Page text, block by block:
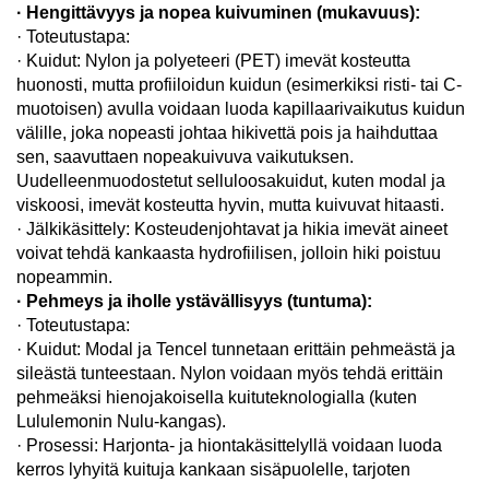
· Hengittävyys ja nopea kuivuminen (mukavuus):
· Toteutustapa:
· Kuidut: Nylon ja polyeteeri (PET) imevät kosteutta
huonosti, mutta profiiloidun kuidun (esimerkiksi risti- tai C-
muotoisen) avulla voidaan luoda kapillaarivaikutus kuidun
välille, joka nopeasti johtaa hikivettä pois ja haihduttaa
sen, saavuttaen nopeakuivuva vaikutuksen.
Uudelleenmuodostetut selluloosakuidut, kuten modal ja
viskoosi, imevät kosteutta hyvin, mutta kuivuvat hitaasti.
· Jälkikäsittely: Kosteudenjohtavat ja hikia imevät aineet
voivat tehdä kankaasta hydrofiilisen, jolloin hiki poistuu
nopeammin.
· Pehmeys ja iholle ystävällisyys (tuntuma):
· Toteutustapa:
· Kuidut: Modal ja Tencel tunnetaan erittäin pehmeästä ja
sileästä tunteestaan. Nylon voidaan myös tehdä erittäin
pehmeäksi hienojakoisella kuituteknologialla (kuten
Lululemonin Nulu-kangas).
· Prosessi: Harjonta- ja hiontakäsittelyllä voidaan luoda
kerros lyhyitä kuituja kankaan sisäpuolelle, tarjoten